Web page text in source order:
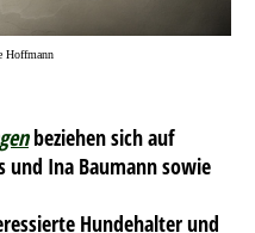
Hoffmann
beziehen sich auf
und Ina Baumann sowie
Hundehalter und